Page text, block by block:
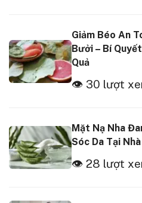
Giảm Béo An
Bưởi – Bí
Quả
👁 30 lượt
Mặt Nạ Nha
Sóc Da Tại Nhà
👁 28 lượt